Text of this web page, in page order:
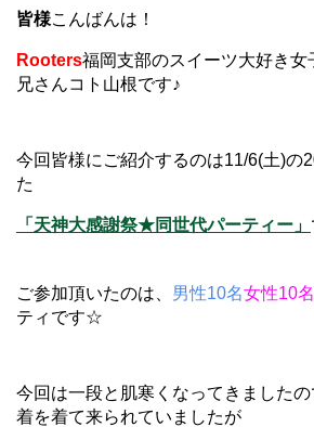
皆様こんばんは！
Rooters福岡支部のスイーツ大好き女
兄さんコト山根です♪
今回皆様にご紹介するのは11/6(土)の
た
「天神大感謝祭★同世代パーティー」
ご参加頂いたのは、 男性10名女性10名
ティです☆
今回は一段と肌寒くなってきました
着を着て来られていましたが